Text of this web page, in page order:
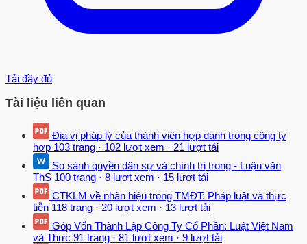
Tải đầy đủ
Tài liệu liên quan
Địa vị pháp lý của thành viên hợp danh trong công ty
hợp 103 trang · 102 lượt xem · 21 lượt tải
So sánh quyền dân sự và chính trị trong - Luận văn
ThS 100 trang · 8 lượt xem · 15 lượt tải
CTKLM về nhãn hiệu trong TMĐT: Pháp luật và thực
tiễn 118 trang · 20 lượt xem · 13 lượt tải
Góp Vốn Thành Lập Công Ty Cổ Phần: Luật Việt Nam
và Thực 91 trang · 81 lượt xem · 9 lượt tải